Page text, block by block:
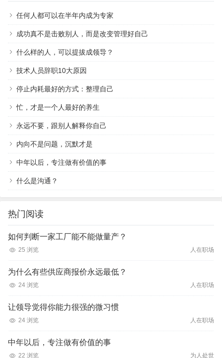
任何人都可以在半年内成为专家
成功真不是击败别人，而是改变管理好自己
什么样的人，可以提拔成领导？
技术人员辞职10大原因
停止内耗最好的方式：整理自己
忙，才是一个人最好的养生
永远不要，跟别人解释你自己
内向不是问题，沉默才是
中年以后，专注做有价值的事
什么是沟通？
热门阅读
如何判断一家工厂能不能做量产？
25 浏览 人在职场
为什么有些供应商报价永远最低？
24 浏览 人在职场
让领导觉得你能力很强的微习惯
24 浏览 人在职场
中年以后，专注做有价值的事
22 浏览 为人处世